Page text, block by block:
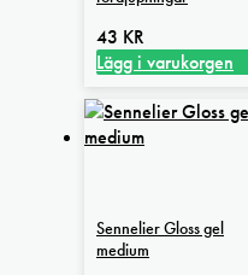
43 KR
Lägg i varukorgen
Sennelier Gloss gel
medium